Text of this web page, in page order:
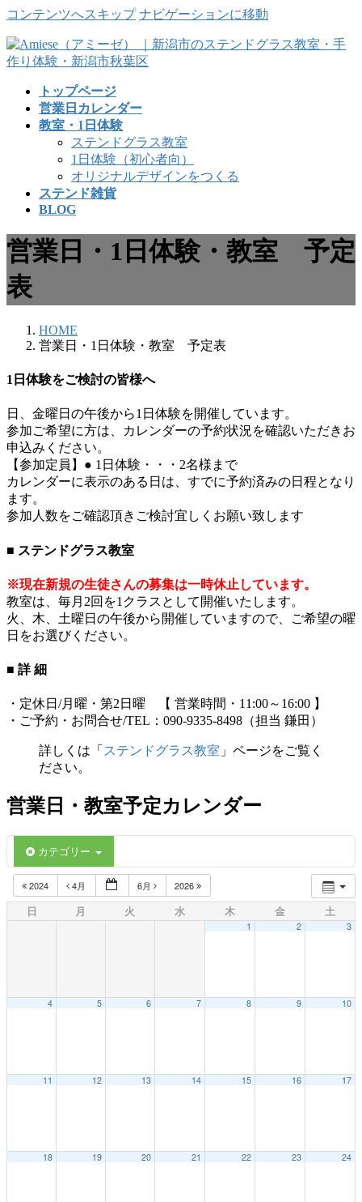
コンテンツへスキップ ナビゲーションに移動
トップページ
営業日カレンダー
教室・1日体験
ステンドグラス教室
1日体験（初心者向）
オリジナルデザインをつくる
ステンド雑貨
BLOG
営業日・1日体験・教室 予定
表
HOME
営業日・1日体験・教室 予定表
1日体験をご検討の皆様へ
日、金曜日の午後から1日体験を開催しています。
参加ご希望に方は、カレンダーの予約状況を確認いただきお
申込みください。
【参加定員】● 1日体験・・・2名様まで
カレンダーに表示のある日は、すでに予約済みの日程となり
ます。
参加人数をご確認頂きご検討宜しくお願い致します
■ ステンドグラス教室
※現在新規の生徒さんの募集は一時休止しています。
教室は、毎月2回を1クラスとして開催いたします。
火、木、土曜日の午後から開催していますので、ご希望の曜
日をお選びください。
■ 詳 細
・定休日/月曜・第2日曜 【 営業時間・11:00～16:00 】
・ご予約・お問合せ/TEL：090-9335-8498（担当 鎌田）
詳しくは「 ステンドグラス教室 」ページをご覧く
ださい。
営業日・教室予定カレンダー
カテゴリー
2024 4月 6月 2026
日 月 火 水 木 金 土
1 2 3
4 5 6 7 8 9 10
11 12 13 14 15 16 17
18 19 20 21 22 23 24